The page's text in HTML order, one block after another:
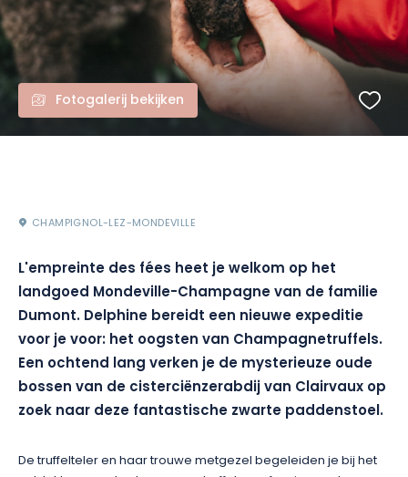
Fotogalerij bekijken
CHAMPIGNOL-LEZ-MONDEVILLE
L'empreinte des fées heet je welkom op het
landgoed Mondeville-Champagne van de familie
Dumont. Delphine bereidt een nieuwe expeditie
voor je voor: het oogsten van Champagnetruffels.
Een ochtend lang verken je de mysterieuze oude
bossen van de cisterciënzerabdij van Clairvaux op
zoek naar deze fantastische zwarte paddenstoel.
De truffelteler en haar trouwe metgezel begeleiden je bij het